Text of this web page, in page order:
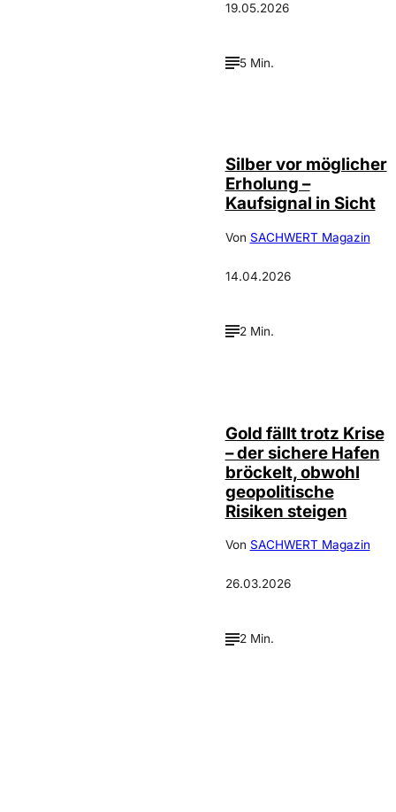
19.05.2026
5 Min.
Silber vor möglicher
Erholung –
Kaufsignal in Sicht
Von SACHWERT Magazin
14.04.2026
2 Min.
Gold fällt trotz Krise
– der sichere Hafen
bröckelt, obwohl
geopolitische
Risiken steigen
Von SACHWERT Magazin
26.03.2026
2 Min.